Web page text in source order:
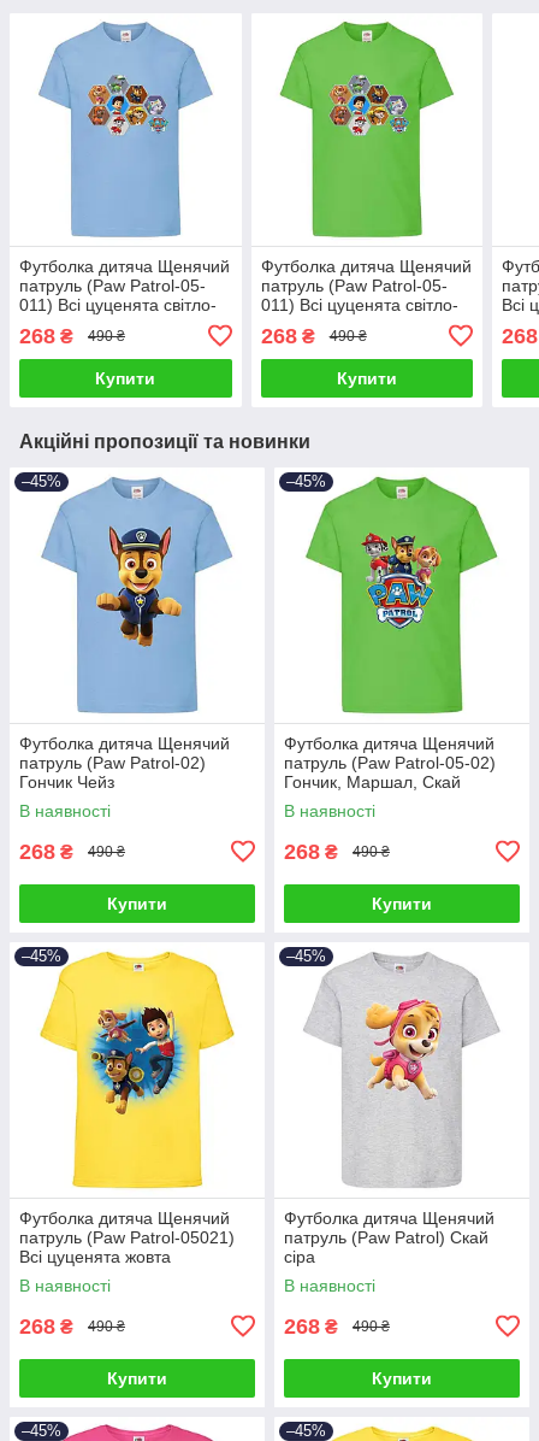
Футболка дитяча Щенячий
патруль (Paw Patrol-05-
011) Всі цуценята світло-
268 ₴ 490 ₴
Купити
Футболка дитяча Щенячий
патруль (Paw Patrol-05-
011) Всі цуценята світло-
268₴ 490 ₴
Купити
Всі
268
Акційні пропозиції та новинки
–45%
Футболка дитяча Щенячий
патруль (Paw Patrol-02)
Гончик Чейз
В наявності
268 ₴ 490 ₴
Купити
–45%
Футболка дитяча Щенячий
патруль (Paw Patrol-05-02)
Гончик, Маршал, Скай
В наявності
268 ₴ 490 ₴
Купити
–45%
Футболка дитяча Щенячий
патруль (Paw Patrol-05021)
Всі цуценята жовта
В наявності
268 ₴ 490 ₴
Купити
–45%
Футболка дитяча Щенячий
патруль (Paw Patrol) Скай
сіра
В наявності
268 ₴ 490 ₴
Купити
–45% –45%